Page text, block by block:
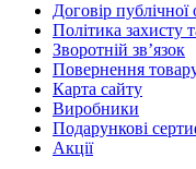
Договір публічної
Політика захисту
Зворотній зв’язок
Повернення
Карта сайту
Виробники
Подарункові
Акції